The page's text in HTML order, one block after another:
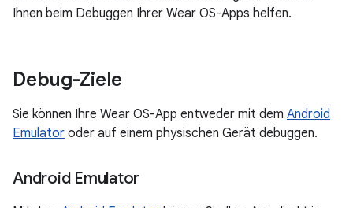
Ihnen beim Debuggen Ihrer Wear OS-Apps helfen.
Debug-Ziele
Sie können Ihre Wear OS-App entweder mit dem Android
Emulator oder auf einem physischen Gerät debuggen.
Android Emulator